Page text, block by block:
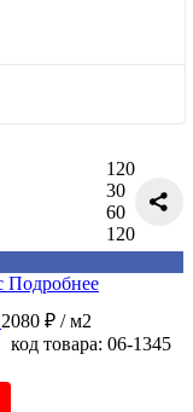
120
30
60
120
Подробнее
2080 ₽ / м2
код товара: 06-1345